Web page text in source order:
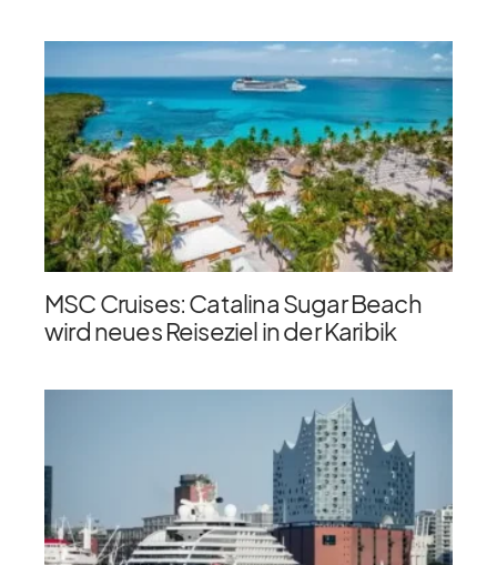
MSC Cruises: Catalina Sugar Beach
wird neues Reiseziel in der Karibik